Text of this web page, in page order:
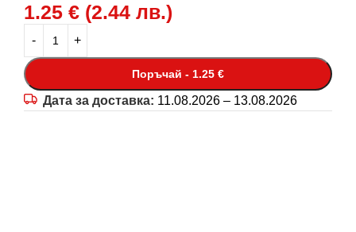
1.25 € (2.44 лв.)
Поръчай - 1.25 €
Дата за доставка: 11.08.2026 – 13.08.2026